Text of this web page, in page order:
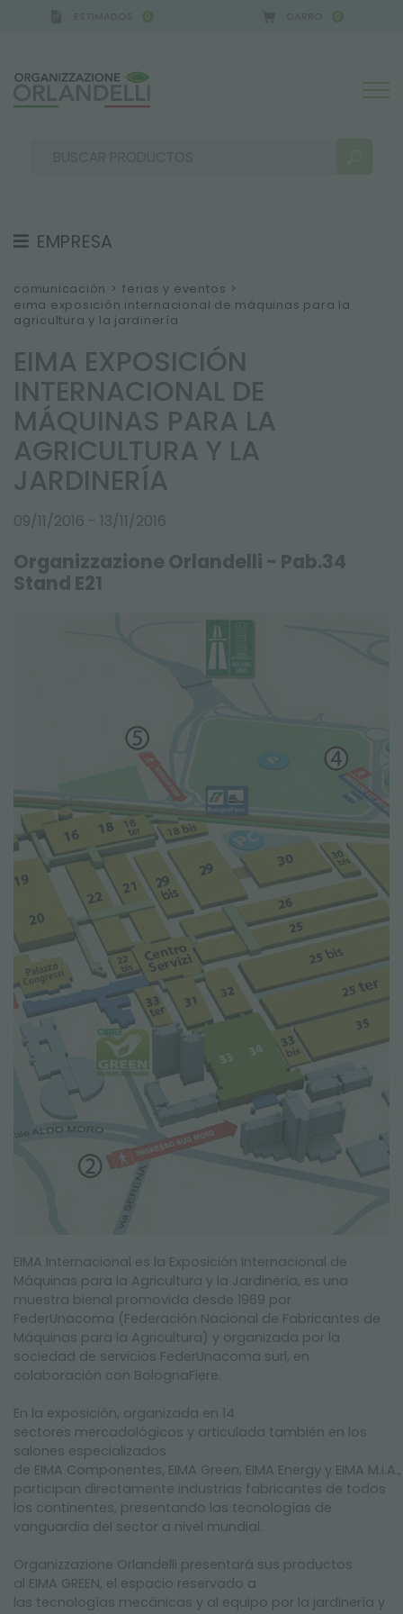
0 0
MÁS RESULTADOS PARA USTED:
EMPRESA
SOBRE NOSOTROS
EQUIPO
SOSTENIBILIDAD
FERIAS Y EVENTOS
comunicación > ferias y eventos >
eima exposición internacional de máquinas para la
agricultura y la jardinería
EIMA EXPOSICIÓN
INTERNACIONAL DE
MÁQUINAS PARA LA
AGRICULTURA Y LA
JARDINERÍA
09/11/2016 - 13/11/2016
Organizzazione Orlandelli - Pab.34
Stand E21
EIMA Internacional es la Exposición Internacional de
Máquinas para la Agricultura y la Jardinería, es una
muestra bienal promovida desde 1969 por
FederUnacoma (Federación Nacional de Fabricantes de
Máquinas para la Agricultura) y organizada por la
sociedad de servicios FederUnacoma surl, en
colaboración con BolognaFiere.
En la exposición, organizada en 14
sectores mercadológicos y articulada también en los
salones especializados
de EIMA Componentes, EIMA Green, EIMA Energy y EIMA M.i.A.,
participan directamente industrias fabricantes de todos
los continentes, presentando las tecnologías de
vanguardia del sector a nivel mundial.
Organizzazione Orlandelli presentará sus productos
al EIMA GREEN, el espacio reservado a
las tecnologías mecánicas y al equipo por la jardinería y